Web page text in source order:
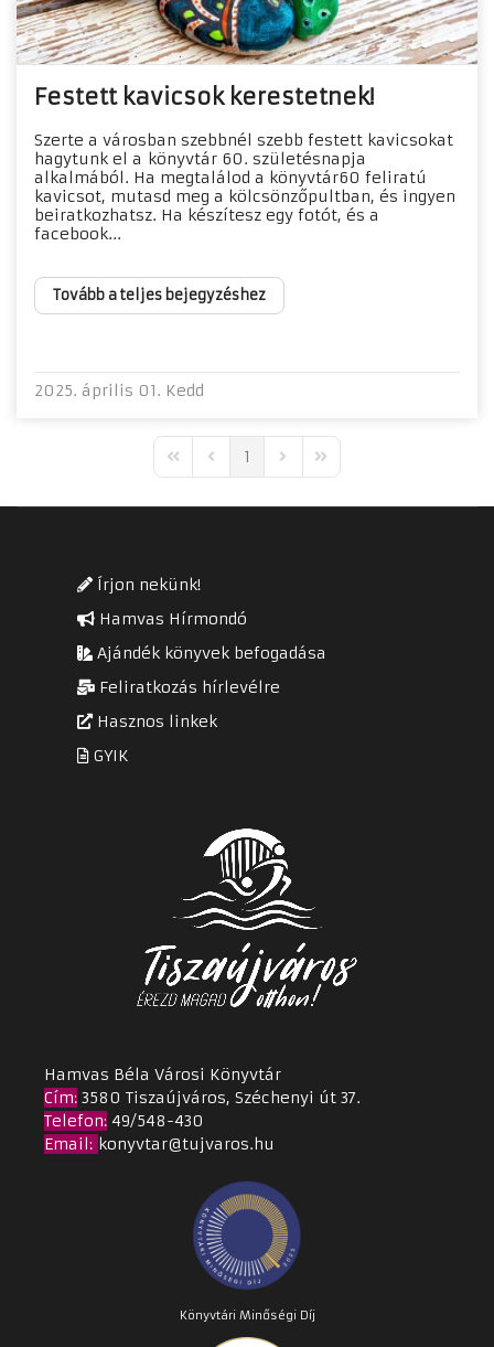
Festett kavicsok kerestetnek!
Szerte a városban szebbnél szebb festett kavicsokat
hagytunk el a könyvtár 60. születésnapja
alkalmából. Ha megtalálod a könyvtár60 feliratú
kavicsot, mutasd meg a kölcsönzőpultban, és ingyen
beiratkozhatsz. Ha készítesz egy fotót, és a
facebook...
Tovább a teljes bejegyzéshez
2025. április 01. Kedd
First PagePrevious Page
1 Next PageLast Page
Írjon nekünk!
Hamvas Hírmondó
Ajándék könyvek befogadása
Feliratkozás hírlevélre
Hasznos linkek
GYIK
Hamvas Béla Városi Könyvtár
Cím: 3580 Tiszaújváros, Széchenyi út 37.
Telefon: 49/548-430
Email : konyvtar@tujvaros.hu
Könyvtári Minőségi Díj